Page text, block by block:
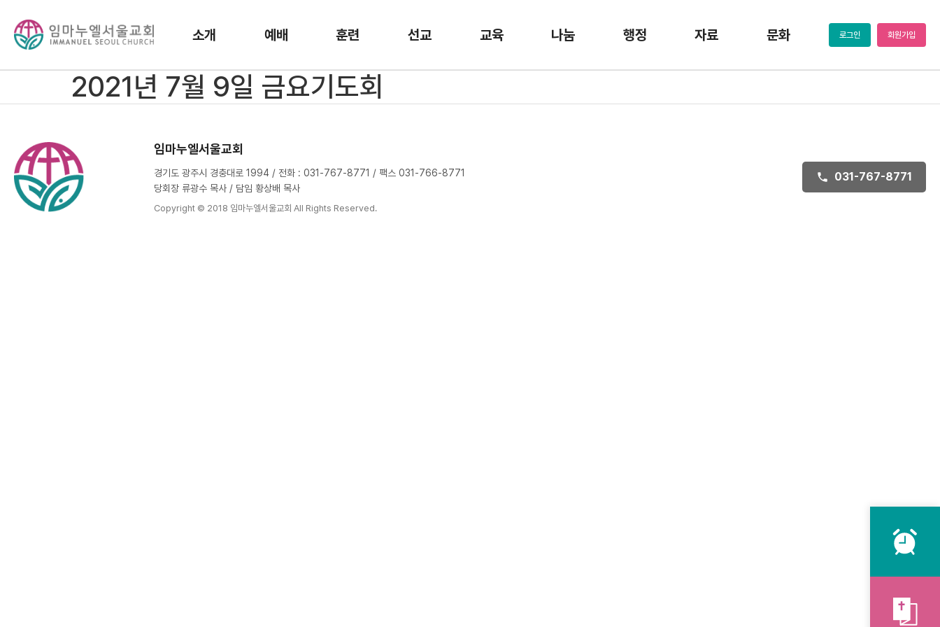
소개 예배 훈련 선교 교육 나눔 행정 자료 문화 로그인 회원가입
2021년 7월 9일 금요기도회
임마누엘서울교회
경기도 광주시 경충대로 1994 / 전화 : 031-767-8771 / 팩스 031-766-8771
당회장 류광수 목사 / 담임 황상배 목사
Copyright © 2018 임마누엘서울교회 All Rights Reserved.
031-767-8771